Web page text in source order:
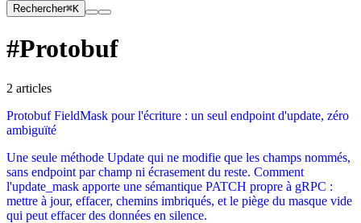
Rechercher⌘K
#Protobuf
2 articles
Protobuf FieldMask pour l'écriture : un seul endpoint d'update, zéro
ambiguïté
Une seule méthode Update qui ne modifie que les champs nommés,
sans endpoint par champ ni écrasement du reste. Comment
l'update_mask apporte une sémantique PATCH propre à gRPC :
mettre à jour, effacer, chemins imbriqués, et le piège du masque vide
qui peut effacer des données en silence.